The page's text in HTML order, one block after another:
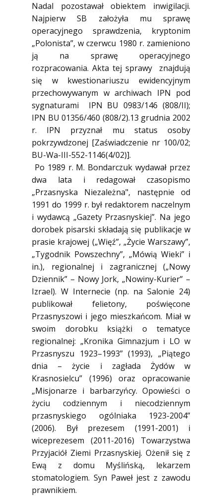
Nadal pozostawał obiektem inwigilacji.
Najpierw SB założyła mu sprawę
operacyjnego sprawdzenia, kryptonim
„Polonista”, w czerwcu 1980 r. zamieniono
ją na sprawę operacyjnego
rozpracowania. Akta tej sprawy znajdują
się w kwestionariuszu ewidencyjnym
przechowywanym w archiwach IPN pod
sygnaturami IPN BU 0983/146 (808/II);
IPN BU 01356/460 (808/2).13 grudnia 2002
r. IPN przyznał mu status osoby
pokrzywdzonej [Zaświadczenie nr 100/02;
BU-Wa-III-552-1146(4/02)].
Po 1989 r. M. Bondarczuk wydawał przez
dwa lata i redagował czasopismo
„Przasnyska Niezależna", następnie od
1991 do 1999 r. był redaktorem naczelnym
i wydawcą „Gazety Przasnyskiej”. Na jego
dorobek pisarski składają się publikacje w
prasie krajowej („Więź”, „Życie Warszawy”,
„Tygodnik Powszechny”, „Mówią Wieki” i
in.), regionalnej i zagranicznej („Nowy
Dziennik” – Nowy Jork, „Nowiny-Kurier” –
Izrael). W Internecie (np. na Salonie 24)
publikował felietony, poświęcone
Przasnyszowi i jego mieszkańcom. Miał w
swoim dorobku książki o tematyce
regionalnej: „Kronika Gimnazjum i LO w
Przasnyszu 1923–1993” (1993), „Piątego
dnia – życie i zagłada Żydów w
Krasnosielcu” (1996) oraz opracowanie
„Misjonarze i barbarzyńcy. Opowieści o
życiu codziennym i niecodziennym
przasnyskiego ogólniaka 1923-2004”
(2006). Był prezesem (1991-2001) i
wiceprezesem (2011-2016) Towarzystwa
Przyjaciół Ziemi Przasnyskiej. Ożenił się z
Ewą z domu Myślińską, lekarzem
stomatologiem. Syn Paweł jest z zawodu
prawnikiem.